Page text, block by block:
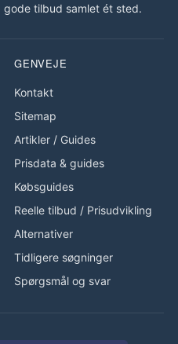
gode tilbud samlet ét sted.
GENVEJE
Kontakt
Sitemap
Artikler / Guides
Prisdata & guides
Købsguides
Reelle tilbud / Prisudvikling
Alternativer
Tidligere søgninger
Spørgsmål og svar